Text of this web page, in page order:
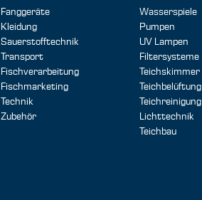
Fanggeräte
Kleidung
Sauerstofftechnik
Transport
Fischverarbeitung
Fischmarketing
Technik
Zubehör
Wasserspiele
Pumpen
UV Lampen
Filtersysteme
Teichskimmer
Teichbelüftung
Teichreinigung
Lichttechnik
Teichbau